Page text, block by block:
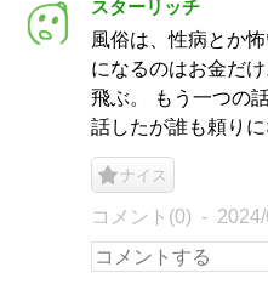
スターリッチ
風俗は、性病とか
になるのはお金だ
飛ぶ。 もう一つの
話したが誰も頼りに
ナイス
コメント(0)